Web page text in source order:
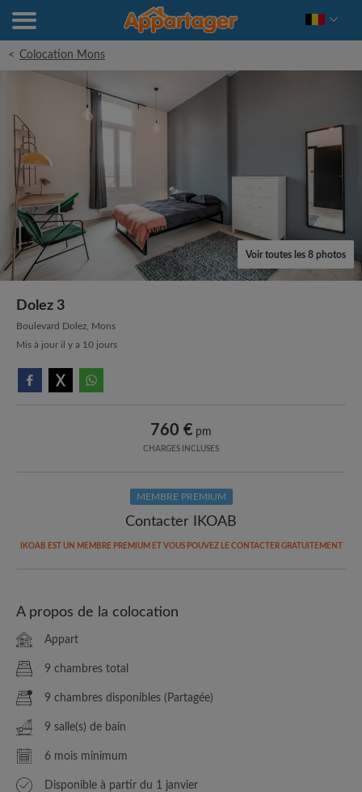
< Colocation Mons
Voir toutes les 8 photos
Dolez 3
Boulevard Dolez, Mons
Mis à jour il y a 10 jours
760 € pm
CHARGES INCLUSES
MEMBRE PREMIUM
Contacter IKOAB
IKOAB EST UN MEMBRE PREMIUM ET VOUS POUVEZ LE CONTACTER GRATUITEMENT
A propos de la colocation
Appart
9 chambres total
9 chambres disponibles (Partagée)
9 salle(s) de bain
6 mois minimum
Disponible à partir du 1 janvier